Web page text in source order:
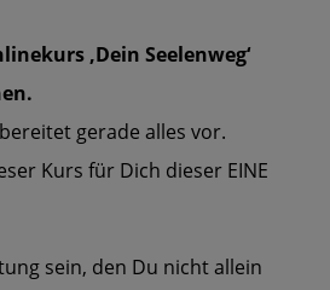
‚Dein Seelenweg‘
gerade alles vor.
Kurs für Dich dieser EINE
sein, den Du nicht allein